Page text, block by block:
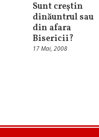
Sunt creştin
dinăuntrul sau
din afara
Bisericii?
17 Mai, 2008